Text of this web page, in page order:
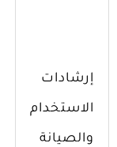
إرشادات
الاستخدام
والصيانة